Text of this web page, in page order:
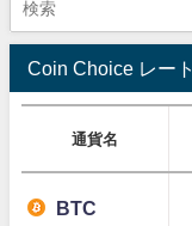
Coin Choice レート
通貨名
BTC